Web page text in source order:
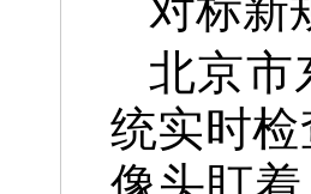
对标新
北京市
统实时